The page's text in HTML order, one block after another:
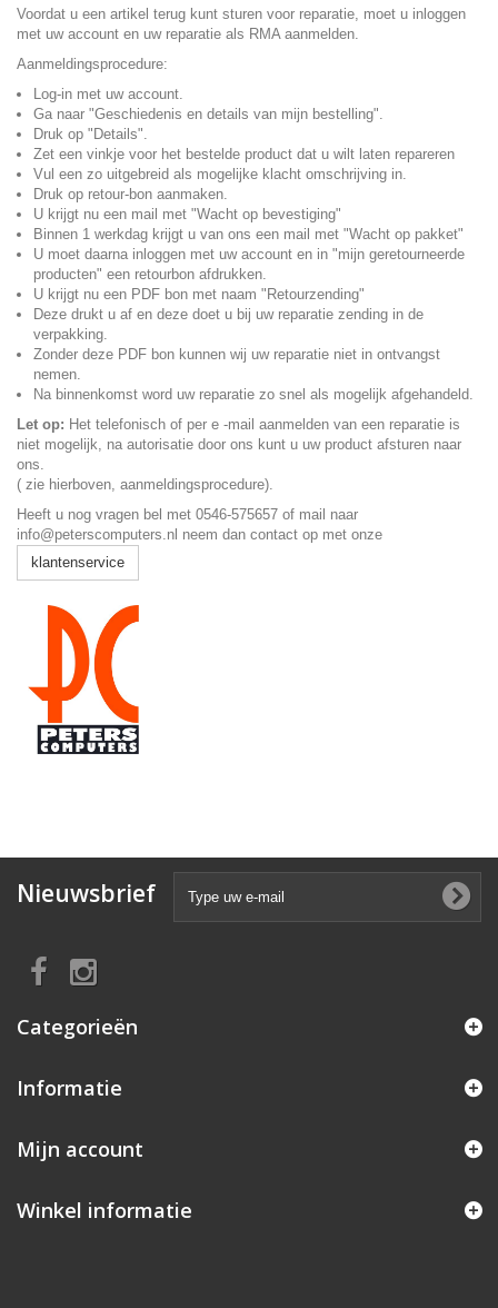
Voordat u een artikel terug kunt sturen voor reparatie, moet u inloggen
met uw account en uw reparatie als RMA aanmelden.
Aanmeldingsprocedure:
Log-in met uw account.
Ga naar "Geschiedenis en details van mijn bestelling".
Druk op "Details".
Zet een vinkje voor het bestelde product dat u wilt laten repareren
Vul een zo uitgebreid als mogelijke klacht omschrijving in.
Druk op retour-bon aanmaken.
U krijgt nu een mail met "Wacht op bevestiging"
Binnen 1 werkdag krijgt u van ons een mail met "Wacht op pakket"
U moet daarna inloggen met uw account en in "mijn geretourneerde
producten" een retourbon afdrukken.
U krijgt nu een PDF bon met naam "Retourzending"
Deze drukt u af en deze doet u bij uw reparatie zending in de
verpakking.
Zonder deze PDF bon kunnen wij uw reparatie niet in ontvangst
nemen.
Na binnenkomst word uw reparatie zo snel als mogelijk afgehandeld.
Let op: Het telefonisch of per e -mail aanmelden van een reparatie is
niet mogelijk, na autorisatie door ons kunt u uw product afsturen naar
ons.
( zie hierboven, aanmeldingsprocedure).
Heeft u nog vragen bel met 0546-575657 of mail naar
info@peterscomputers.nl neem dan contact op met onze
klantenservice
Nieuwsbrief
Categorieën
Informatie
Mijn account
Winkel informatie